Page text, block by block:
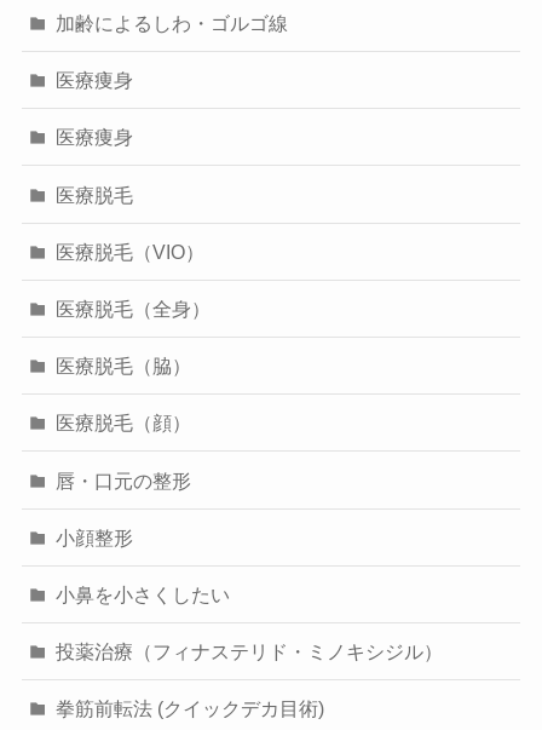
加齢によるしわ・ゴルゴ線
医療痩身
医療痩身
医療脱毛
医療脱毛（VIO）
医療脱毛（全身）
医療脱毛（脇）
医療脱毛（顔）
唇・口元の整形
小顔整形
小鼻を小さくしたい
投薬治療（フィナステリド・ミノキシジル）
拳筋前転法 (クイックデカ目術)